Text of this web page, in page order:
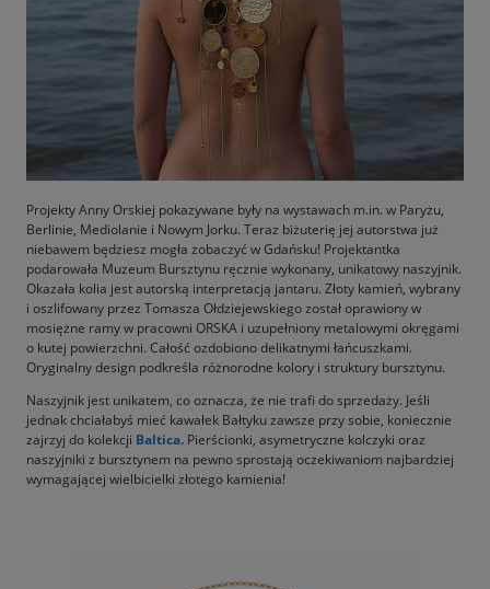
Projekty Anny Orskiej pokazywane były na wystawach m.in. w Paryżu,
Berlinie, Mediolanie i Nowym Jorku. Teraz biżuterię jej autorstwa już
niebawem będziesz mogła zobaczyć w Gdańsku! Projektantka
podarowała Muzeum Bursztynu ręcznie wykonany, unikatowy naszyjnik.
Okazała kolia jest autorską interpretacją jantaru. Złoty kamień, wybrany
i oszlifowany przez Tomasza Ołdziejewskiego został oprawiony w
mosiężne ramy w pracowni ORSKA i uzupełniony metalowymi okręgami
o kutej powierzchni. Całość ozdobiono delikatnymi łańcuszkami.
Oryginalny design podkreśla różnorodne kolory i struktury bursztynu.
Naszyjnik jest unikatem, co oznacza, że nie trafi do sprzedaży. Jeśli
jednak chciałabyś mieć kawałek Bałtyku zawsze przy sobie, koniecznie
zajrzyj do kolekcji Baltica. Pierścionki, asymetryczne kolczyki oraz
naszyjniki z bursztynem na pewno sprostają oczekiwaniom najbardziej
wymagającej wielbicielki złotego kamienia!